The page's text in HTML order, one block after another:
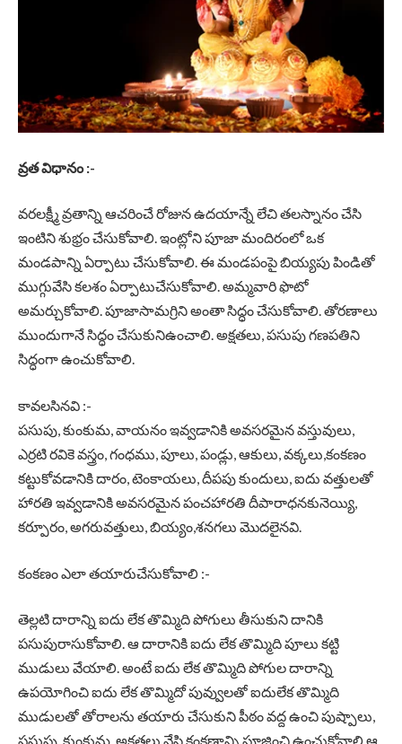
వ్రత విధానం :-
వరలక్ష్మీ వ్రతాన్ని ఆచరించే రోజున ఉదయాన్నే లేచి తలస్నానం చేసి
ఇంటిని శుభ్రం చేసుకోవాలి. ఇంట్లోని పూజా మందిరంలో ఒక
మండపాన్ని ఏర్పాటు చేసుకోవాలి. ఈ మండపంపై బియ్యపు పిండితో
ముగ్గువేసి కలశం ఏర్పాటుచేసుకోవాలి. అమ్మవారి ఫొటో
అమర్చుకోవాలి. పూజాసామగ్రిని అంతా సిద్ధం చేసుకోవాలి. తోరణాలు
ముందుగానే సిద్ధం చేసుకునిఉంచాలి. అక్షతలు, పసుపు గణపతిని
సిద్ధంగా ఉంచుకోవాలి.
కావలసినవి :-
పసుపు, కుంకుమ, వాయనం ఇవ్వడానికి అవసరమైన వస్తువులు,
ఎర్రటి రవికె వస్త్రం, గంధము, పూలు, పండ్లు, ఆకులు, వక్కలు,కంకణం
కట్టుకోవడానికి దారం, టెంకాయలు, దీపపు కుందులు, ఐదు వత్తులతో
హారతి ఇవ్వడానికి అవసరమైన పంచహారతి దీపారాధనకునెయ్యి,
కర్పూరం, అగరువత్తులు, బియ్యం,శనగలు మొదలైనవి.
కంకణం ఎలా తయారుచేసుకోవాలి :-
తెల్లటి దారాన్ని ఐదు లేక తొమ్మిది పోగులు తీసుకుని దానికి
పసుపురాసుకోవాలి. ఆ దారానికి ఐదు లేక తొమ్మిది పూలు కట్టి
ముడులు వేయాలి. అంటే ఐదు లేక తొమ్మిది పోగుల దారాన్ని
ఉపయోగించి ఐదు లేక తొమ్మిదో పువ్వులతో ఐదులేక తొమ్మిది
ముడులతో తోరాలను తయారు చేసుకుని పీఠం వద్ద ఉంచి పుష్పాలు,
పసుపు, కుంకుమ, అక్షతలు వేసి,కంకణాన్ని పూజించి ఉంచుకోవాలి.ఆ